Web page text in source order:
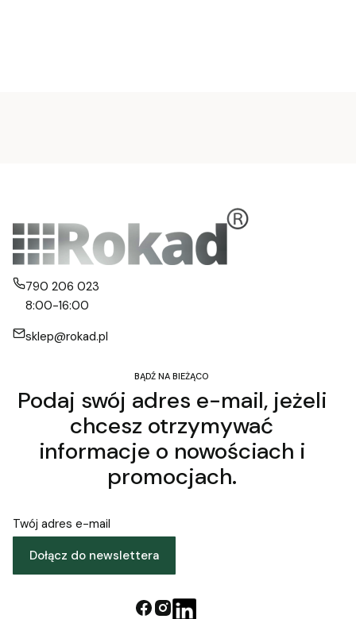
790 206 023
8:00-16:00
sklep@rokad.pl
BĄDŹ NA BIEŻĄCO
Podaj swój adres e-mail, jeżeli
chcesz otrzymywać
informacje o nowościach i
promocjach.
Twój adres e-mail
Dołącz do newslettera